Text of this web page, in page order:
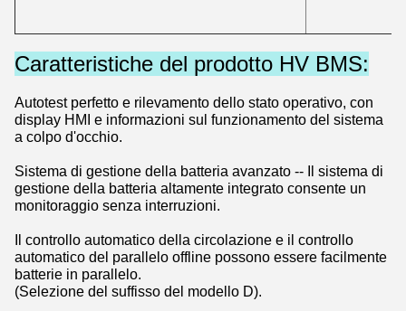
Caratteristiche del prodotto HV BMS:
Autotest perfetto e rilevamento dello stato operativo, con
display HMI e informazioni sul funzionamento del sistema
a colpo d'occhio.
Sistema di gestione della batteria avanzato -- Il sistema di
gestione della batteria altamente integrato consente un
monitoraggio senza interruzioni.
Il controllo automatico della circolazione e il controllo
automatico del parallelo offline possono essere facilmente
batterie in parallelo.
(Selezione del suffisso del modello D).